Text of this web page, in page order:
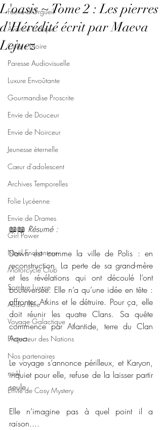
Féerie d'Orgueil
Avarice Ludique
Colère Noire
Paresse Audiovisuelle
Luxure Envoûtante
Gourmandise Proscrite
Envie de Douceur
Envie de Noirceur
Jeunesse éternelle
Cœur d'adolescent
Archives Temporelles
Folie Lycéenne
Envie de Drames
Girl Power
Noël Enchanteur
Motorcycle Club
Sombre Luxure
Audio libre
Voyage Galactique
Protecteur des Nations
Nos partenaires
noêl
Envie de Cosy Mystery
L'oasis ~ Tome 2 : Les pierres
d'Hérédité écrit par Maeva
Lejuez
📖📖 Résumé :
Dawn est comme la ville de Polis : en
reconstruction. La perte de sa grand-mère
et les révélations qui ont découlé l’ont
bouleversée. Elle n’a qu’une idée en tête :
affronter Atkins et le détruire. Pour ça, elle
doit réunir les quatre Clans. Sa quête
commence par Atlantide, terre du Clan
Aqua.
Le voyage s’annonce périlleux, et Karyon,
inquiet pour elle, refuse de la laisser partir
seule.
Elle n’imagine pas à quel point il a
raison....